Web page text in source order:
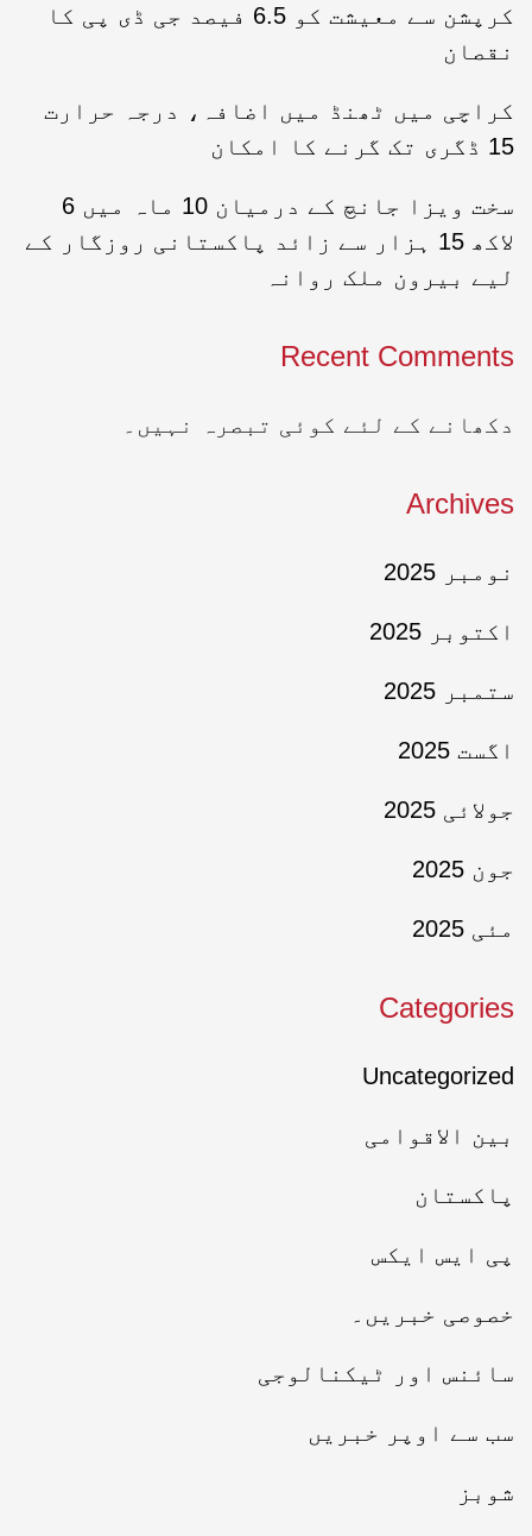
کرپشن سے معیشت کو 6.5 فیصد جی ڈی پی کا
نقصان
کراچی میں ٹھنڈ میں اضافہ، درجہ حرارت
15 ڈگری تک گرنے کا امکان
سخت ویزا جانچ کے درمیان 10 ماہ میں 6
لاکھ 15 ہزار سے زائد پاکستانی روزگار کے
لیے بیرون ملک روانہ
Recent Comments
دکھانے کے لئے کوئی تبصرہ نہیں۔
Archives
نومبر 2025
اکتوبر 2025
ستمبر 2025
اگست 2025
جولائی 2025
جون 2025
مئی 2025
Categories
Uncategorized
بین الاقوامی
پاکستان
پی ایس ایکس
خصوصی خبریں۔
سائنس اور ٹیکنالوجی
سب سے اوپر خبریں
شوبز